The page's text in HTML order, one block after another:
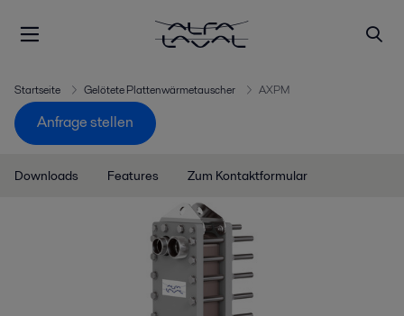
Startseite Gelötete Plattenwärmetauscher AXPM
Anfrage stellen
Downloads Features Zum Kontaktformular